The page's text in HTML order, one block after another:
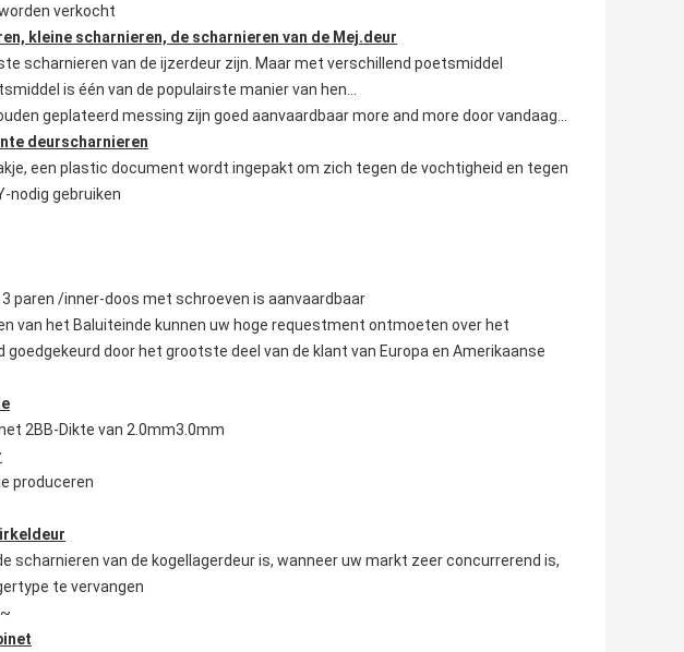
verkocht
kleine scharnieren, de scharnieren van de Mej.deur
scharnieren van de ijzerdeur zijn. Maar met verschillend poetsmiddel
is één van de populairste manier van hen…
geplateerd messing zijn goed aanvaardbaar more and more door vandaag…
deurscharnieren
een plastic document wordt ingepakt om zich tegen de vochtigheid en tegen
nodig gebruiken
paren /inner-doos met schroeven is aanvaardbaar
van het Baluiteinde kunnen uw hoge requestment ontmoeten over het
door het grootste deel van de klant van Europa en Amerikaanse
2BB-Dikte van 2.0mm3.0mm
produceren
scharnieren van de kogellagerdeur is, wanneer uw markt zeer concurrerend is,
te vervangen